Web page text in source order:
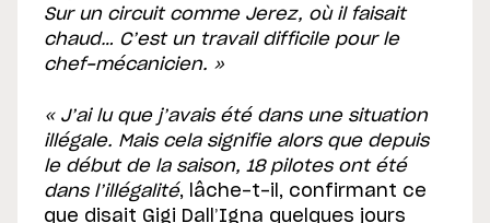
Sur un circuit comme Jerez, où il faisait
chaud… C’est un travail difficile pour le
chef-mécanicien. »
« J’ai lu que j’avais été dans une situation
illégale. Mais cela signifie alors que depuis
le début de la saison, 18 pilotes ont été
dans l’illégalité, lâche-t-il, confirmant ce
que disait Gigi Dall’Igna quelques jours